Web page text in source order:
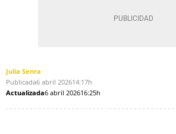
Julia Senra
Publicada6 abril 202614:17h
Actualizada6 abril 202616:25h